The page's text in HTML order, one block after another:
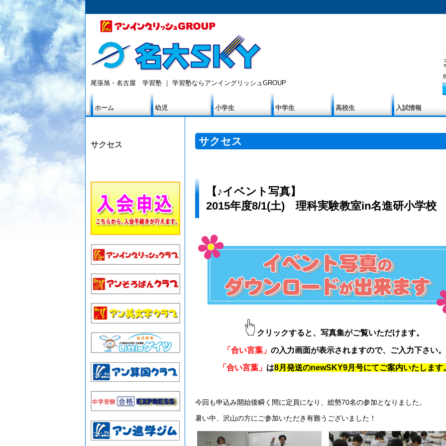
尾張旭・名古屋 学習塾 ｜ 学習塾ならアンイングリッシュGROUP
ホーム 幼児 小学生 中学生 高校生 入試情報
サクセス サクセス
【♪イベント写真】
2015年度8/1(土) 理科実験教室in名進研小学校
クリックすると、写真集がご覧いただけます。
「合い言葉」 の入力画面が表示されますので、ご入力下さい。
「合い言葉」 は8月発送のnewSKY9月号にてご案内いたします
今回も申込み開始後瞬く間に定員になり、総勢70名の参加となりました。
暑い中、沢山の方にご参加いただき有難うございました！